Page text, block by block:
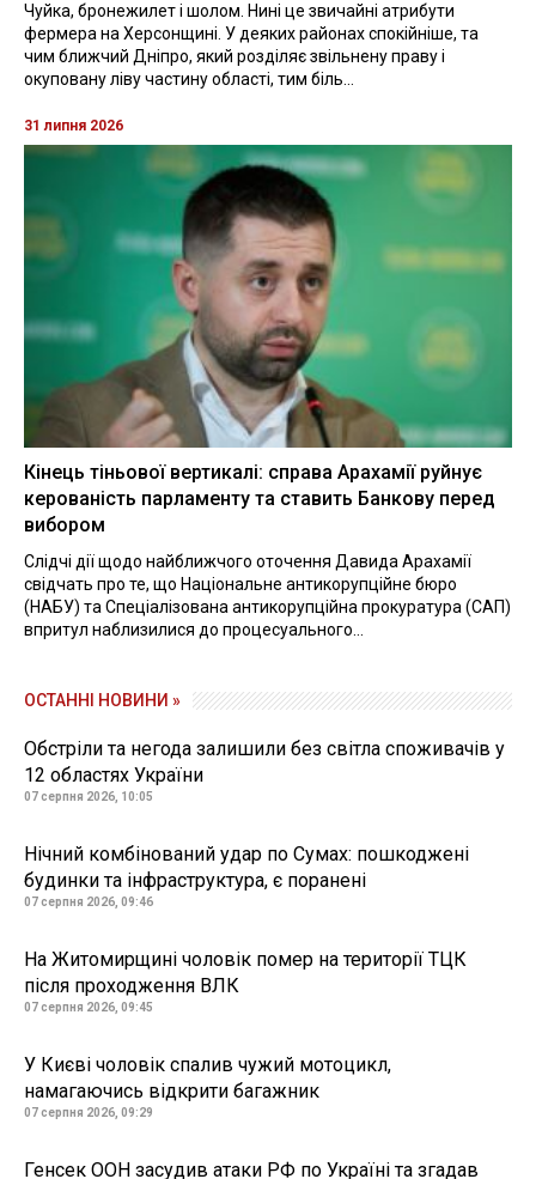
Чуйка, бронежилет і шолом. Нині це звичайні атрибути
фермера на Херсонщині. У деяких районах спокійніше, та
чим ближчий Дніпро, який розділяє звільнену праву і
окуповану ліву частину області, тим біль...
31 липня 2026
Кінець тіньової вертикалі: справа Арахамії руйнує
керованість парламенту та ставить Банкову перед
вибором
Слідчі дії щодо найближчого оточення Давида Арахамії
свідчать про те, що Національне антикорупційне бюро
(НАБУ) та Спеціалізована антикорупційна прокуратура (САП)
впритул наблизилися до процесуального...
ОСТАННІ НОВИНИ »
Обстріли та негода залишили без світла споживачів у
12 областях України
07 серпня 2026, 10:05
Нічний комбінований удар по Сумах: пошкоджені
будинки та інфраструктура, є поранені
07 серпня 2026, 09:46
На Житомирщині чоловік помер на території ТЦК
після проходження ВЛК
07 серпня 2026, 09:45
У Києві чоловік спалив чужий мотоцикл,
намагаючись відкрити багажник
07 серпня 2026, 09:29
Генсек ООН засудив атаки РФ по Україні та згадав